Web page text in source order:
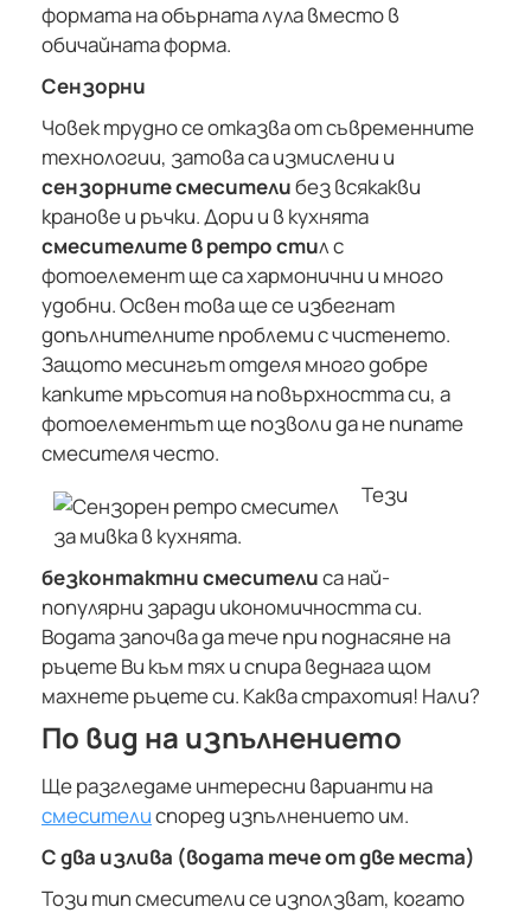
формата на обърната лула вместо в
обичайната форма.
Сензорни
Човек трудно се отказва от съвременните
технологии, затова са измислени и
сензорните смесителибез всякакви
кранове и ръчки. Дори и в кухнята
смесителите в ретро стил с
фотоелемент ще са хармонични и много
удобни. Освен това ще се избегнат
допълнителните проблеми с чистенето.
Защото месингът отделя много добре
капките мръсотия на повърхността си, а
фотоелементът ще позволи да не пипате
смесителя често.
Тези
безконтактни смесителиса най-
популярни заради икономичността си.
Водата започва да тече при поднасяне на
ръцете Ви към тях и спира веднага щом
махнете ръцете си. Каква страхотия! Нали?
По вид на изпълнението
Ще разгледаме интересни варианти на
смесителиспоред изпълнението им.
С два излива (водата тече от две места)
Този тип смесители се използват, когато